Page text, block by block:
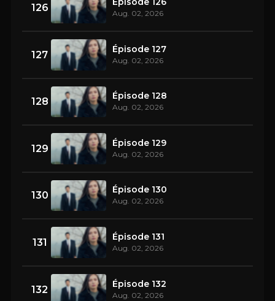
126 Aug. 02, 2026
127 Épisode 127
Aug. 02, 2026
128 Épisode 128
Aug. 02, 2026
129 Épisode 129
Aug. 02, 2026
130 Épisode 130
Aug. 02, 2026
131 Épisode 131
Aug. 02, 2026
132 Épisode 132
Aug. 02, 2026